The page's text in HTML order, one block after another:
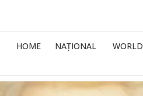
HOME NAȚIONAL WORLD